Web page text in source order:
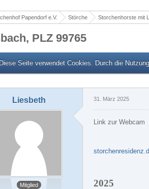
Papendorf e.V. Störche Storchenhorste mit
PLZ 99765
Diese Seite verwendet Cookies. Durch die
Liesbeth
Mitglied
31. März 2025
Link zur Webcam
2025